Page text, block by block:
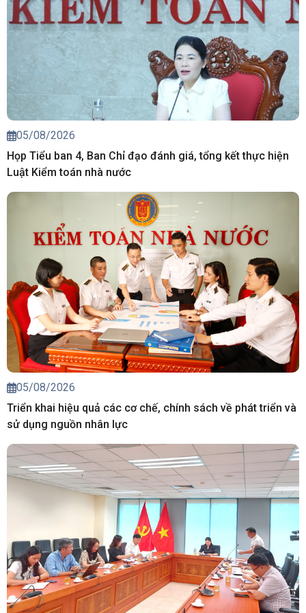
05/08/2026
Họp Tiểu ban 4, Ban Chỉ đạo đánh giá, tổng kết thực hiện
Luật Kiểm toán nhà nước
05/08/2026
Triển khai hiệu quả các cơ chế, chính sách về phát triển và
sử dụng nguồn nhân lực